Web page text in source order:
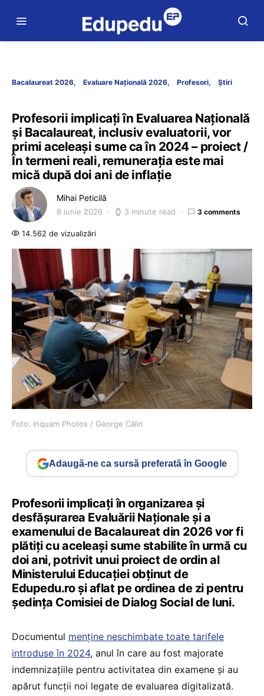
Bacalaureat 2026 Evaluare Națională 2026 Profesori Știri
Profesorii implicați în Evaluarea Națională
și Bacalaureat, inclusiv evaluatorii, vor
primi aceleași sume ca în 2024 – proiect /
În termeni reali, remunerația este mai
mică după doi ani de inflație
Mihai Peticilă
8 iunie 2026 3 minute read 3 comments
14.562 de vizualizări
Foto: Inquam Photos / George Călin
Adaugă-ne ca sursă preferată în Google
Profesorii implicați în organizarea și
desfășurarea Evaluării Naționale și a
examenului de Bacalaureat din 2026 vor fi
plătiți cu aceleași sume stabilite în urmă cu
doi ani, potrivit unui proiect de ordin al
Ministerului Educației obținut de
Edupedu.ro și aflat pe ordinea de zi pentru
ședința Comisiei de Dialog Social de luni.
Documentul menține neschimbate toate tarifele
introduse în 2024, anul în care au fost majorate
indemnizațiile pentru activitatea din examene și au
apărut funcții noi legate de evaluarea digitalizată.